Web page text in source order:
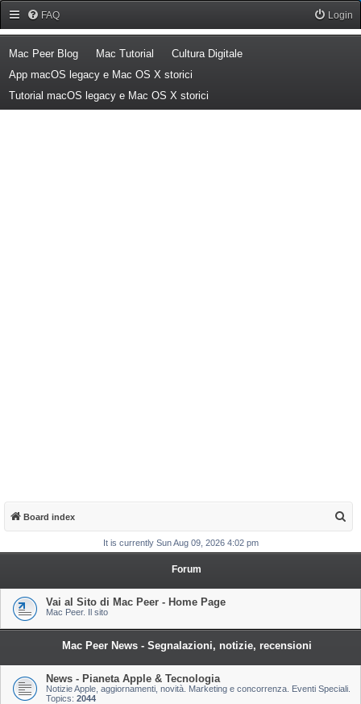
FAQ Login
Mac Peer Blog(Opens a new tab)
Mac Tutorial (Opens a new tab)
Cultura Digitale(Opens a new tab)
App macOS legacy e Mac OS X storici
Tutorial macOS legacy e Mac OS X storici
Board index
a
It is currently Sun Aug 09, 2026 4:02 pm
Forum
Vai al Sito di Mac Peer - Home Page
Mac Peer. Il sito
Mac Peer News - Segnalazioni, notizie, recensioni
News - Pianeta Apple & Tecnologia
Notizie Apple, aggiornamenti, novità. Marketing e concorrenza. Eventi Speciali.
Topics: 2044